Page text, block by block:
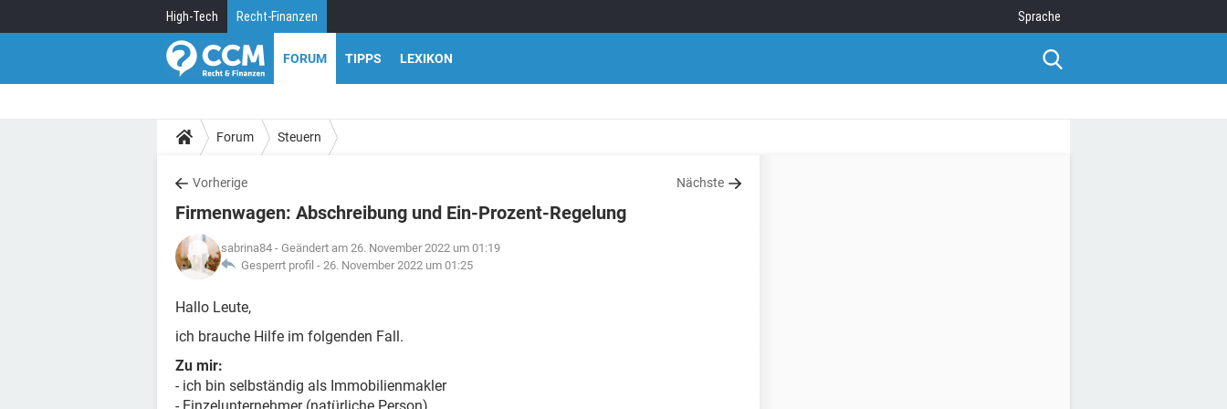
High-Tech Recht-Finanzen Sprache
FORUM TIPPS LEXIKON
Forum Steuern
Vorherige Nächste
Firmenwagen: Abschreibung und Ein-Prozent-Regelung
sabrina84 - Geändert am 26. November 2022 um 01:19
Gesperrt profil - 26. November 2022 um 01:25
Hallo Leute,
ich brauche Hilfe im folgenden Fall.
Zu mir:
- ich bin selbständig als Immobilienmakler